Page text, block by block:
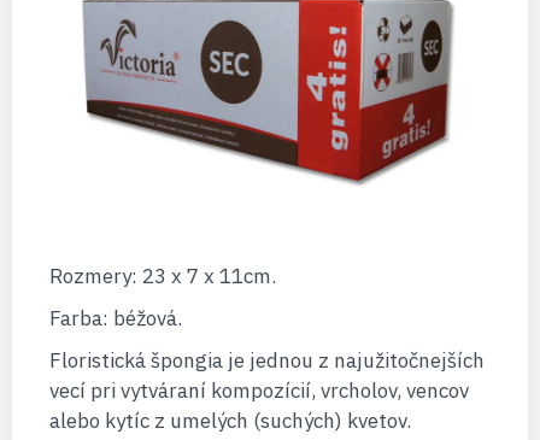
Rozmery: 23 x 7 x 11cm.
Farba: béžová.
Floristická špongia je jednou z najužitočnejších
vecí pri vytváraní kompozícií, vrcholov, vencov
alebo kytíc z umelých (suchých) kvetov.